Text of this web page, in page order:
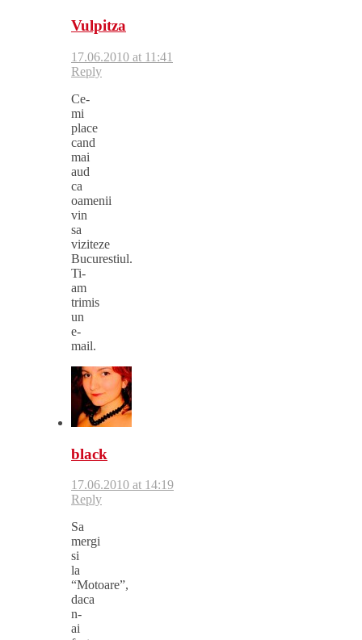
Vulpitza
17.06.2010 at 11:41
Reply
Ce-
mi
place
cand
mai
aud
ca
oamenii
vin
sa
viziteze
Bucurestiul.
Ti-
am
trimis
un
e-
mail.
black
17.06.2010 at 14:19
Reply
Sa
mergi
si
la
“Motoare”,
daca
n-
ai